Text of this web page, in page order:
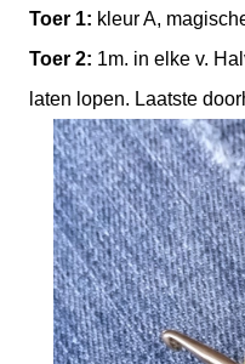
Toer 1: kleur A,
Toer 2: 1m. in elke v.
laten lopen. Laatste